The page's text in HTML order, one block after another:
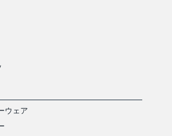
ウェア